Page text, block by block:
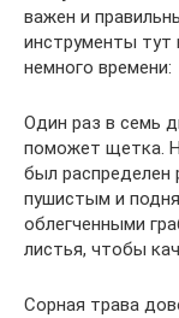
важен и
инструменты тут
немного времени:
Один раз в семь
поможет щетка.
был распределен
пушистым и
облегченными
листья, чтобы
Сорная трава